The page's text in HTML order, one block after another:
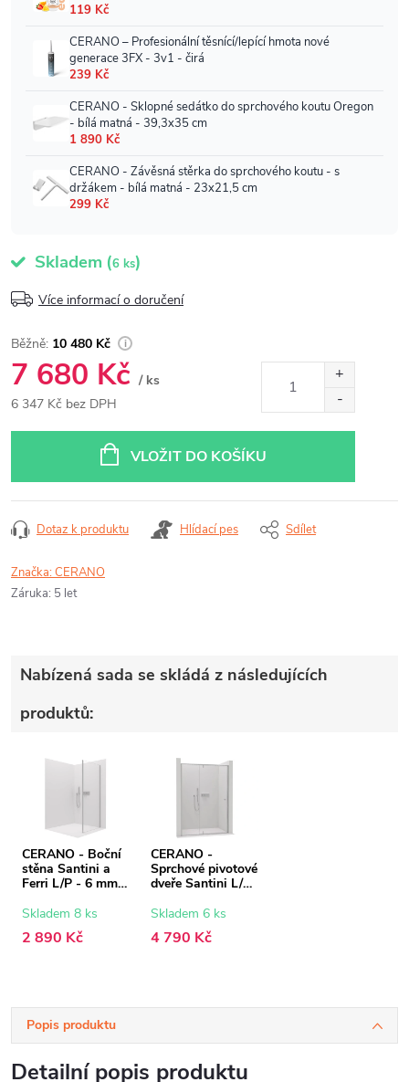
Skladem (6 ks)
Více informací o doručení
10 480 Kč
7 680 Kč / ks
6 347 Kč bez DPH
VLOŽIT DO KOŠÍKU
Dotaz k produktu Hlídací pes Sdílet
Značka:CERANO
Záruka: 5 let
Nabízená sada se skládá z následujících
produktů:
CERANO - Boční
stěna Santini a
Ferri L/P - 6 mm -
transparentní sklo
- 90x195 cm
Skladem 8 ks
2 890 Kč
CERANO -
Sprchové pivotové
dveře Santini L/P
transparentní sklo
- 100x195 cm
Skladem 6 ks
4 790 Kč
Popis produktu
Detailní popis produktu